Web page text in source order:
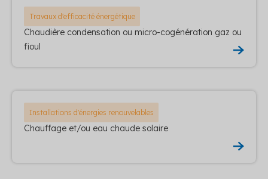
Travaux d'efficacité énergétique
Chaudière condensation ou micro-cogénération gaz ou
fioul
Installations d'énergies renouvelables
Chauffage et/ou eau chaude solaire